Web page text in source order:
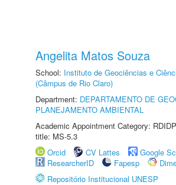
Angelita Matos Souza
School: Instituto de Geociências e
(Câmpus de Rio Claro)
Department: DEPARTAMENTO DE
PLANEJAMENTO AMBIENTAL
Academic Appointment Category:
title: MS-5.3
Orcid
CV Lattes
Google
ResearcherID
Fapesp
Repositório Institucional UNESP